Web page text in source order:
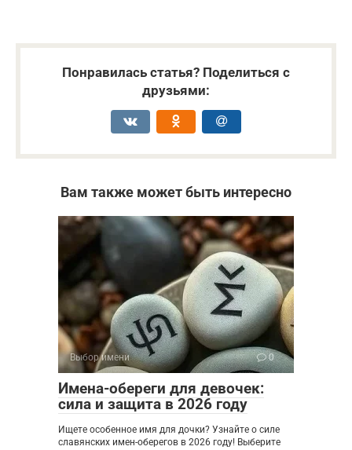
Понравилась статья? Поделиться с
друзьями:
Вам также может быть интересно
Выбор имени 0
Имена-обереги для девочек:
сила и защита в 2026 году
Ищете особенное имя для дочки? Узнайте о силе
славянских имен-оберегов в 2026 году! Выберите